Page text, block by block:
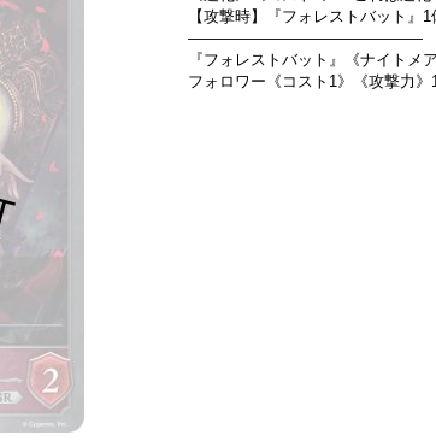
【攻撃時】『フォレストバット』1
―――――――――――――――
『フォレストバット』《ナイトメ
フォロワー《コスト1》《攻撃力》